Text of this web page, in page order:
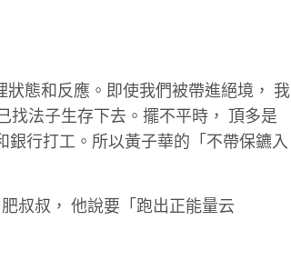
態和反應。即使我們被帶進絕境， 我
找法子生存下去。擺不平時， 頂多是
銀行打工。所以黃子華的「不帶保鑣入
叔叔， 他說要「跑出正能量云